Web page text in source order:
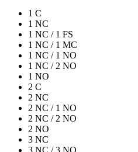
1 C
1 NC
1 NC / 1 FS
1 NC / 1 MC
1 NC / 1 NO
1 NC / 2 NO
1 NO
2 C
2 NC
2 NC / 1 NO
2 NC / 2 NO
2 NO
3 NC